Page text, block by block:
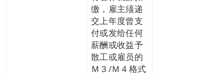
缴，雇主须递
交上年度曾支
付或发给任何
薪酬或收益予
散工或雇员的
Ｍ３/Ｍ４格式